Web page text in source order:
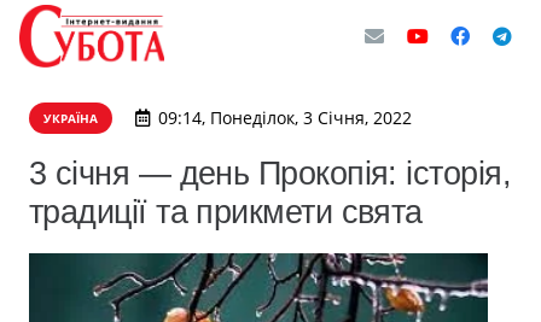
УКРАЇНА 09:14, Понеділок, 3 Січня, 2022
3 січня — день Прокопія: історія,
традиції та прикмети свята